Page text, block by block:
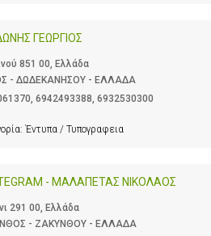
ΓΕΩΡΓΙΟΣ
851 00, Ελλάδα
- ΔΩΔΕΚΑΝΗΣΟΥ - ΕΛΛΑΔΑ
, 6942493388, 6932530300
Έντυπα / Τυπογραφεια
- ΜΑΛΑΠΕΤΑΣ ΝΙΚΟΛΑΟΣ
291 00, Ελλάδα
- ΖΑΚΥΝΘΟΥ - ΕΛΛΑΔΑ